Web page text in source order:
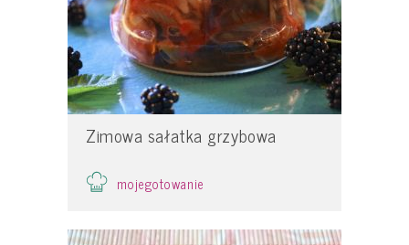
Zimowa sałatka grzybowa
mojegotowanie